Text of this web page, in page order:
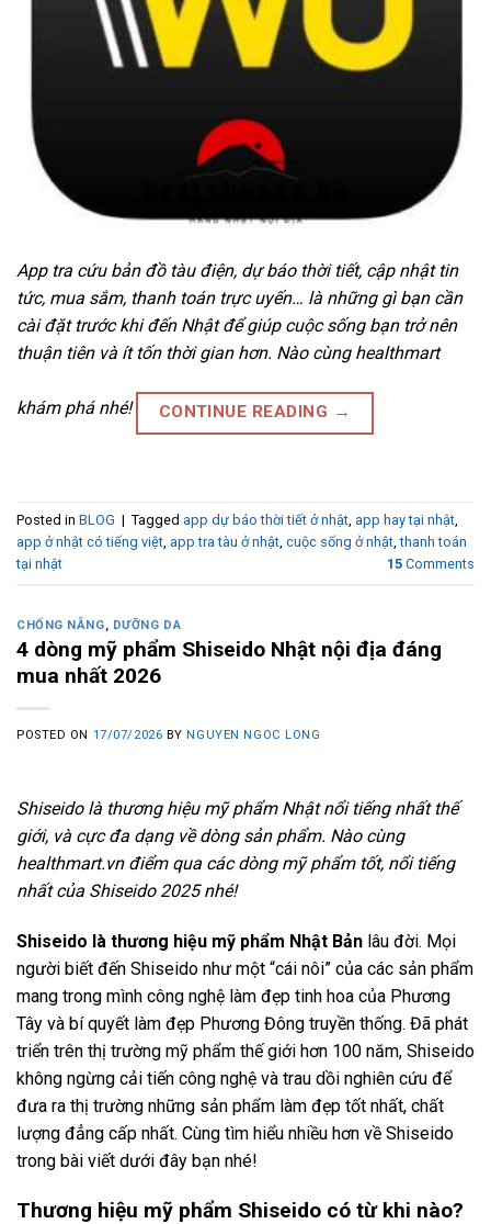
App tra cứu bản đồ tàu điện, dự báo thời tiết, cập nhật tin
tức, mua sắm, thanh toán trực uyến… là những gì bạn cần
cài đặt trước khi đến Nhật để giúp cuộc sống bạn trở nên
thuận tiên và ít tốn thời gian hơn. Nào cùng healthmart
khám phá nhé! CONTINUE READING →
Posted in BLOG | Tagged app dự báo thời tiết ở nhật app hay tại nhật
app ở nhật có tiếng việt app tra tàu ở nhật cuộc sống ở nhật ,thanh toán
tại nhật
15 Comments
CHỐNG NẴNG DƯỠNG DA
4 dòng mỹ phẩm Shiseido Nhật nội địa đáng
mua nhất 2026
POSTED ON 17/07/2026 BY NGUYEN NGOC LONG
Shiseido là thương hiệu mỹ phẩm Nhật nổi tiếng nhất thế
giới, và cực đa dạng về dòng sản phẩm. Nào cùng
healthmart.vn điểm qua các dòng mỹ phẩm tốt, nổi tiếng
nhất của Shiseido 2025 nhé!
Shiseido là thương hiệu mỹ phẩm Nhật Bản lâu đời. Mọi
người biết đến Shiseido như một “cái nôi” của các sản phẩm
mang trong mình công nghệ làm đẹp tinh hoa của Phương
Tây và bí quyết làm đẹp Phương Đông truyền thống. Đã phát
triển trên thị trường mỹ phẩm thế giới hơn 100 năm, Shiseido
không ngừng cải tiến công nghệ và trau dồi nghiên cứu để
đưa ra thị trường những sản phẩm làm đẹp tốt nhất, chất
lượng đẳng cấp nhất. Cùng tìm hiểu nhiều hơn về Shiseido
trong bài viết dưới đây bạn nhé!
Thương hiệu mỹ phẩm Shiseido có từ khi nào?